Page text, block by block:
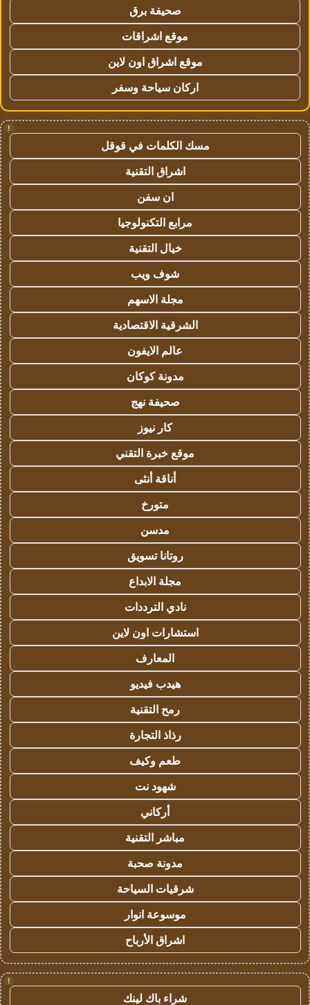
صحيفة برق
موقع اشراقات
موقع اشراق اون لاين
اركان سياحة وسفر
!
مسك الكلمات في قوقل
اشراق التقنية
ان سفن
مرابع التكنولوجيا
خيال التقنية
شوف ويب
مجلة الاسهم
الشرقية الاقتصادية
عالم الايفون
مدونة كوكان
صحيفة نهج
كار نيوز
موقع خبرة التقني
أناقة أنثى
متورخ
مدسن
روتانا تسويق
مجلة الابداع
نادي الترددات
استشارات اون لاين
المعارف
هيدب فيديو
رمح التقنية
رذاذ التجارة
طعم وكيف
شهود نت
أركاني
مباشر التقنية
مدونة صحبة
شرقيات السياحة
موسوعة انوار
اشراق الأرباح
!
شراء باك لينك